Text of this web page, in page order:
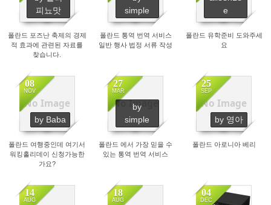
피뇨맛
폴란드 포즈난 축제의 경제
적 효과에 관련된 자료를
찾습니다.
simple
폴란드 통역 번역 서비스
일반 행사 법정 서류 작성
e
폴란드 유학준비 도와주세
요
No Image
08
NOV
by Baba
1946
폴란드 여행중인데 여기서
워킹홀리데이 신청가능한
가요?
No Image
27
MAR
by
simple
1718
폴란드 에서 가장 믿을 수
있는 통역 번역 서비스
No Image
25
SEP
by 영아
3900
폴란드 아로니아 베리
14
AUG
18
AUG
04
DEC